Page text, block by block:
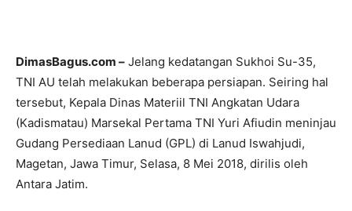
DimasBagus.com – Jelang kedatangan Sukhoi Su-35,
TNI AU telah melakukan beberapa persiapan. Seiring hal
tersebut, Kepala Dinas Materiil TNI Angkatan Udara
(Kadismatau) Marsekal Pertama TNI Yuri Afiudin meninjau
Gudang Persediaan Lanud (GPL) di Lanud Iswahjudi,
Magetan, Jawa Timur, Selasa, 8 Mei 2018, dirilis oleh
Antara Jatim.